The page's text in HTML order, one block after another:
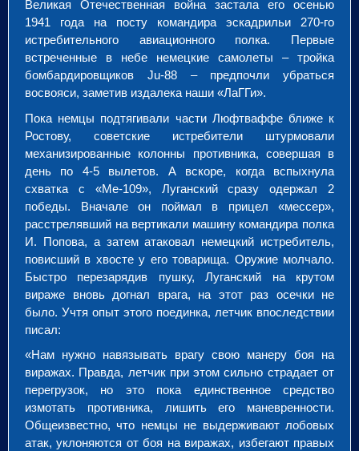
Великая Отечественная война застала его осенью
1941 года на посту командира эскадрильи 270-го
истребительного авиационного полка. Первые
встреченные в небе немецкие самолеты – тройка
бомбардировщиков Ju-88 – предпочли убраться
восвояси, заметив издалека наши «ЛаГГи».
Пока немцы подтягивали части Люфтваффе ближе к
Ростову, советские истребители штурмовали
механизированные колонны противника, совершая в
день по 4-5 вылетов. А вскоре, когда вспыхнула
схватка с «Ме-109», Луганский сразу одержал 2
победы. Вначале он поймал в прицел «мессер»,
расстрелявший на вертикали машину командира полка
И. Попова, а затем атаковал немецкий истребитель,
повисший в хвосте у его товарища. Оружие молчало.
Быстро перезарядив пушку, Луганский на крутом
вираже вновь догнал врага, на этот раз осечки не
было. Учтя опыт этого поединка, летчик впоследствии
писал:
«Нам нужно навязывать врагу свою манеру боя на
виражах. Правда, летчик при этом сильно страдает от
перегрузок, но это пока единственное средство
измотать противника, лишить его маневренности.
Общеизвестно, что немцы не выдерживают лобовых
атак, уклоняются от боя на виражах, избегают правых